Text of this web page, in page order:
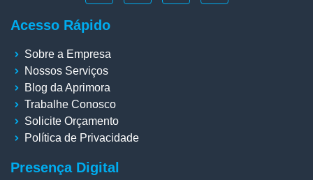
Acesso Rápido
Sobre a Empresa
Nossos Serviços
Blog da Aprimora
Trabalhe Conosco
Solicite Orçamento
Política de Privacidade
Presença Digital